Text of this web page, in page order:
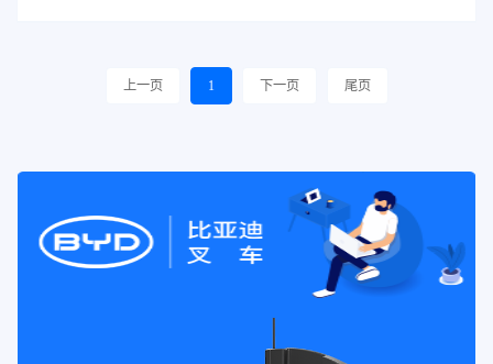
上一页 1 下一页 尾页